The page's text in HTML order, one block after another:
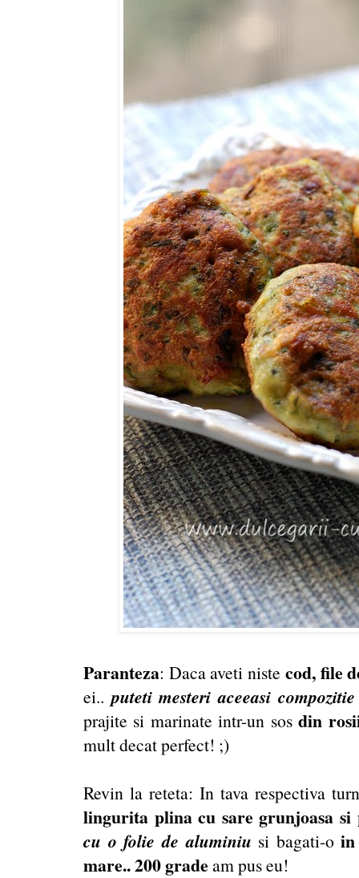
Paranteza: Daca aveti niste cod, file
ei..puteti mesteri aceeasi
prajite si marinate intr-un sosdin
mult decat perfect! ;)
Revin la reteta: In tava respectiva
lingurita plina cu sare grunjoasa si
cu o folie de aluminiu si bagati-o
mare.. 200 grade am pus eu!